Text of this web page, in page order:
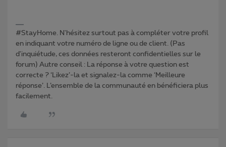
#StayHome. N'hésitez surtout pas à compléter votre profil
en indiquant votre numéro de ligne ou de client. (Pas
d'inquiétude, ces données resteront confidentielles sur le
forum) Autre conseil : La réponse à votre question est
correcte ? ‘Likez’-la et signalez-la comme ‘Meilleure
réponse’. L’ensemble de la communauté en bénéficiera plus
facilement.